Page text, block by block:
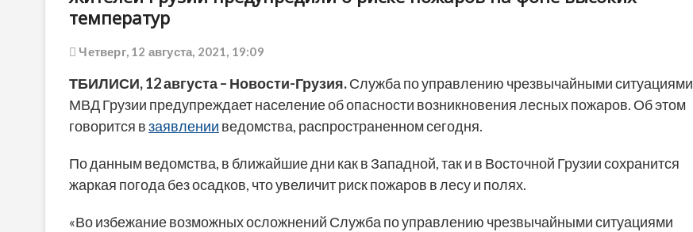
температур
Четверг, 12 августа, 2021, 19:09
ТБИЛИСИ, 12 августа – Новости-Грузия.Служба по управлению чрезвычайными ситуациями
МВД Грузии предупреждает население об опасности возникновения лесных пожаров. Об этом
говорится взаявлении ведомства, распространенном сегодня.
По данным ведомства, в ближайшие дни как в Западной, так и в Восточной Грузии сохранится
жаркая погода без осадков, что увеличит риск пожаров в лесу и полях.
«Во избежание возможных осложнений Служба по управлению чрезвычайными ситуациями